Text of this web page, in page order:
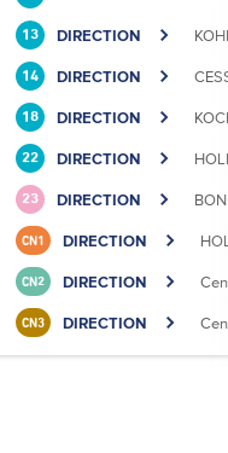
13 DIRECTION
14 DIRECTION
18 DIRECTION
22 DIRECTION
23 DIRECTION
CN1 DIRECTION
CN2 DIRECTION
CN3 DIRECTION